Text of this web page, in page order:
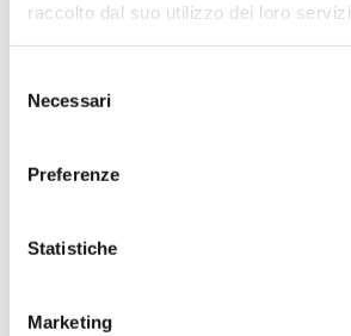
raccolto dal suo utilizzo dei loro servizi.
delNecessari
Preferenze
Statistiche
Marketing
Residence Cala Del Porto
Prenota ora